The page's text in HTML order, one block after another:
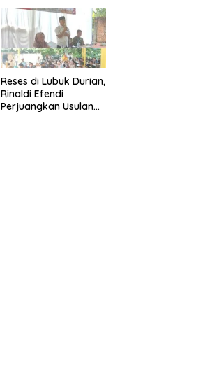
Tepat Sasaran
Reses di Lubuk Durian,
Rinaldi Efendi
Perjuangkan Usulan